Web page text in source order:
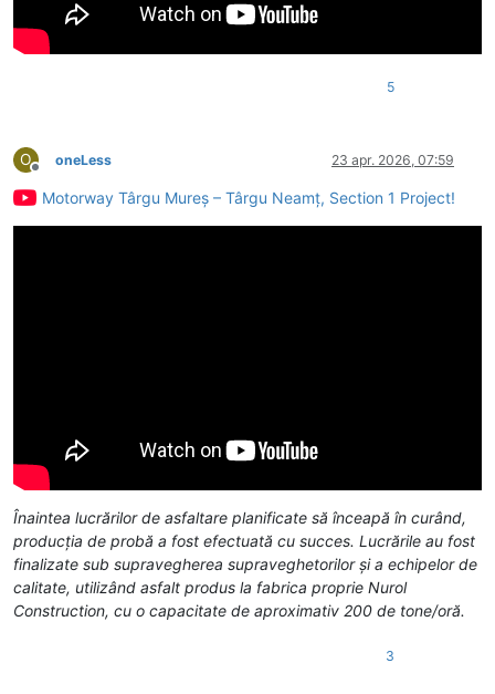
5
O
Deconectat
oneLess 23 apr. 2026, 07:59
Motorway Târgu Mureș – Târgu Neamț, Section 1 Project!
Înaintea lucrărilor de asfaltare planificate să înceapă în curând,
producția de probă a fost efectuată cu succes. Lucrările au fost
finalizate sub supravegherea supraveghetorilor și a echipelor de
calitate, utilizând asfalt produs la fabrica proprie Nurol
Construction, cu o capacitate de aproximativ 200 de tone/oră.
3